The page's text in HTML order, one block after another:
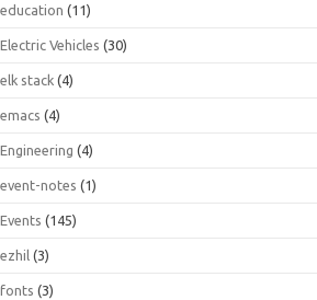
education (11)
Electric Vehicles (30)
elk stack (4)
emacs (4)
Engineering (4)
event-notes (1)
Events (145)
ezhil (3)
fonts (3)